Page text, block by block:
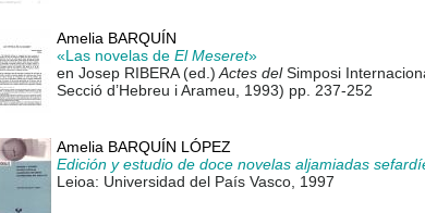
Amelia BARQUÍN
«Las novelas de El Meseret»
en Josep RIBERA (ed.) Actes delSimposi
Secció d’Hebreu i Arameu, 1993) pp. 237-252
Amelia BARQUÍN LÓPEZ
Edición y estudio de doce novelas aljamiadas
Leioa: Universidad del País Vasco, 1997